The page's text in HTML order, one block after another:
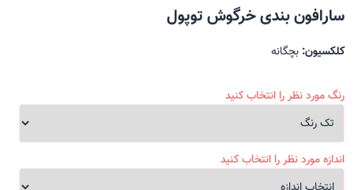
سارافون بندی خرگوش توپول
کلکسیون: بچگانه
رنگ مورد نظر را انتخاب کنید
اندازه مورد نظر را انتخاب کنید